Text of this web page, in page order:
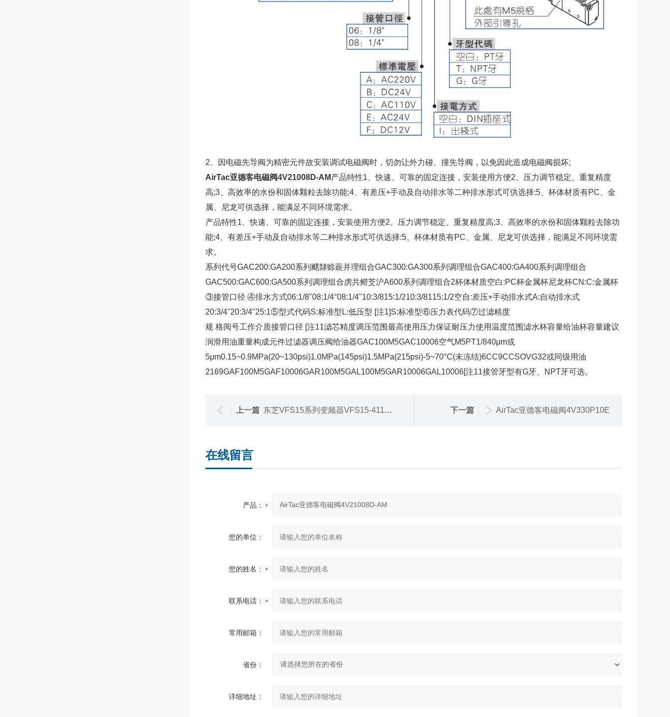
2、因电磁先导阀为精密元件故安装调试电磁阀时，切勿让外力碰、撞先导阀，以免因此造成电磁阀损坏;
AirTac亚德客电磁阀4V21008D-AM产品特性1、快速、可靠的固定连接，安装使用方便2、压力调节稳定、重复精度
高;3、高效率的水份和固体颗粒去除功能;4、有差压+手动及自动排水等二种排水形式可供选择:5、杯体材质有PC、金
属、尼龙可供选择，能满足不同环境需求。
产品特性1、快速、可靠的固定连接，安装使用方便2、压力调节稳定、重复精度高;3、高效率的水份和固体颗粒去除功
能;4、有差压+手动及自动排水等二种排水形式可供选择:5、杯体材质有PC、金属、尼龙可供选择，能满足不同环境需
求。
系列代号GAC200:GA200系列颼隸赊蘢并理组合GAC300:GA300系列调理组合GAC400:GA400系列调理组合
GAC500:GAC600:GA500系列调理组合虏共鳤芠沪A600系列调理组合2杯体材质空白:PC杯金属杯尼龙杯CN:C:金属杯
③接管口径 ④排水方式06:1/8"08:1/4°08:1/4"10:3/815:1/210:3/8115:1/2空自:差压+手动排水式A:自动排水式
20:3/4"20:3/4"25:1⑤型式代码S:标准型L:低压型 [注1]S:标准型⑥压力表代码⑦过滤精度
规 格阅号工作介质接管口径 [注11滤芯精度调压范围最高使用压力保证耐压力使用温度范围滤水杯容量给油杯容量建议
润滑用油重量构成元件过滤器调压阀给油器GAC100M5GAC10006空气M5PT1/840μm或
5μm0.15~0.9MPa(20~130psi)1.0MPa(145psi)1.5MPa(215psi)-5~70°C(未冻结)6CC9CCSOVG32或同级用油
2169GAF100M5GAF10006GAR100M5GAL100M5GAR10006GAL10006[注11接管牙型有G牙、NPT牙可选。
上一篇 东芝VFS15系列变频器VFS15-4110PL-CH 下一篇 AirTac亚德客电磁阀4V330P10E
在线留言
产品：
您的单位：
您的姓名：
联系电话：
常用邮箱：
省份：
详细地址：